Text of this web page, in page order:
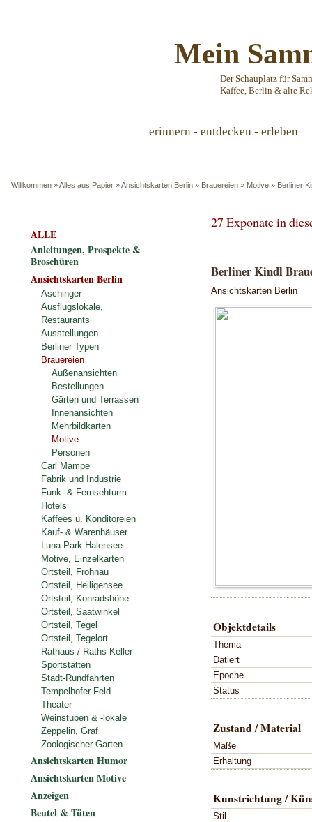
Mein
Der Schauplatz für
Kaffee, Berlin & alte
erinnern - entdecken - erleben
Willkommen »Alles aus Papier »Ansichtskarten Berlin » Brauereien » Motive » Berliner
27 Exponate in
Berliner Kindl
Ansichtskarten Berlin
Objektdetails
Thema
Datiert
Epoche
Status
Zustand / Material
Maße
Erhaltung
Kunstrichtung /
Stil
ALLE
Anleitungen, Prospekte &
Broschüren
Ansichtskarten Berlin
Aschinger
Ausflugslokale,
Restaurants
Ausstellungen
Berliner Typen
Brauereien
Außenansichten
Bestellungen
Gärten und Terrassen
Innenansichten
Mehrbildkarten
Motive
Personen
Carl Mampe
Fabrik und Industrie
Funk- & Fernsehturm
Hotels
Kaffees u. Konditoreien
Kauf- & Warenhäuser
Luna Park Halensee
Motive, Einzelkarten
Ortsteil, Frohnau
Ortsteil, Heiligensee
Ortsteil, Konradshöhe
Ortsteil, Saatwinkel
Ortsteil, Tegel
Ortsteil, Tegelort
Rathaus / Raths-Keller
Sportstätten
Stadt-Rundfahrten
Tempelhofer Feld
Theater
Weinstuben & -lokale
Zeppelin, Graf
Zoologischer Garten
Ansichtskarten Humor
Ansichtskarten Motive
Anzeigen
Beutel & Tüten